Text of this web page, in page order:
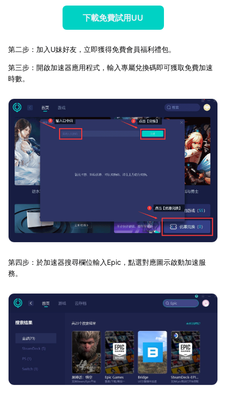
下載免費試用UU
第二步：加入U妹好友，立即獲得免費會員福利禮包。
第三步：開啟加速器應用程式，輸入專屬兌換碼即可獲取免費加速
時數。
第四步：於加速器搜尋欄位輸入Epic，點選對應圖示啟動加速服
務。